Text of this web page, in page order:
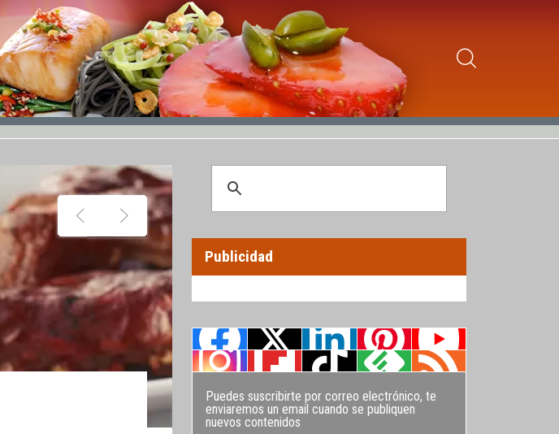
Publicidad
Puedes suscribirte por correo electrónico, te
enviaremos un email cuando se publiquen
nuevos contenidos